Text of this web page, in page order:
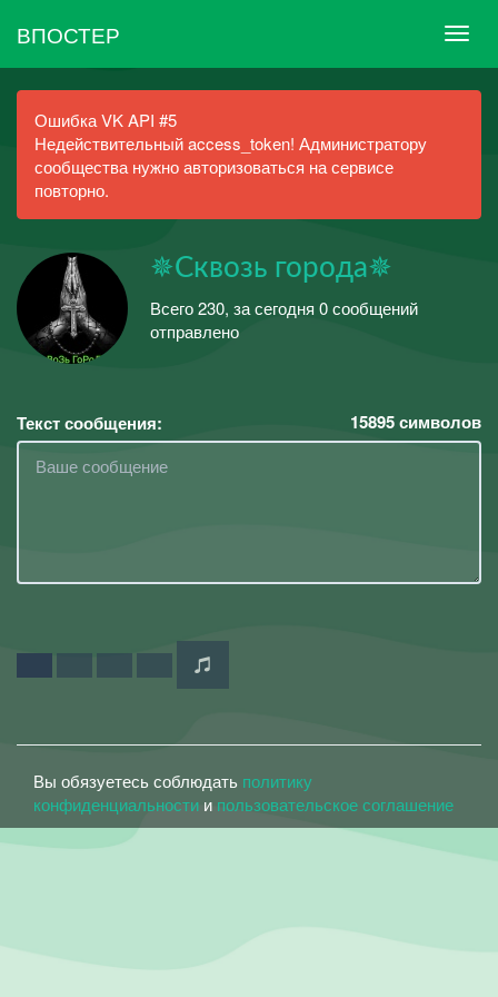
ВПОСТЕР
Ошибка VK API #5
Недействительный access_token! Администратору
сообщества нужно авторизоваться на сервисе
повторно.
✵Сквозь города✵
Всего 230, за сегодня 0 сообщений
отправлено
Текст сообщения: 15895символов
Вы обязуетесь соблюдать политику
конфиденциальности и пользовательское соглашение